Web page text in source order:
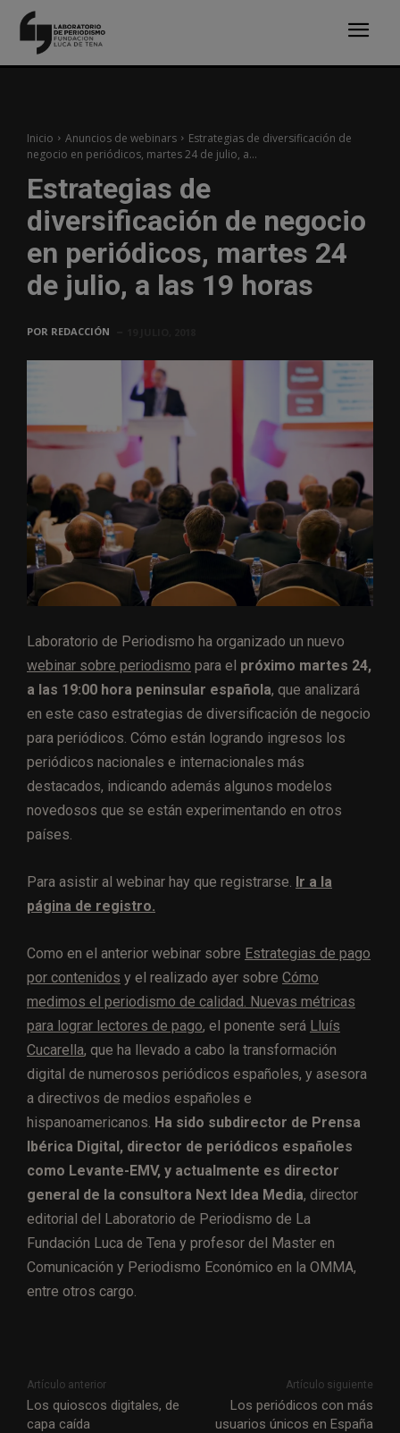
Inicio Anuncios de webinars
Estrategias de diversificación de
negocio en periódicos, martes 24 de julio, a...
Estrategias de
diversificación de negocio
en periódicos, martes 24
de julio, a las 19 horas
POR REDACCIÓN
Laboratorio de Periodismo ha organizado un nuevo
webinar sobre periodismo para el próximo martes 24,
a las 19:00 hora peninsular española, que analizará
en este caso estrategias de diversificación de negocio
para periódicos. Cómo están logrando ingresos los
periódicos nacionales e internacionales más
destacados, indicando además algunos modelos
novedosos que se están experimentando en otros
países.
Para asistir al webinar hay que registrarse. Ir a la
página de registro.
Como en el anterior webinar sobre Estrategias de pago
por contenidos y el realizado ayer sobre Cómo
medimos el periodismo de calidad. Nuevas métricas
para lograr lectores de pago, el ponente será Lluís
Cucarella, que ha llevado a cabo la transformación
digital de numerosos periódicos españoles, y asesora
a directivos de medios españoles e
hispanoamericanos. Ha sido subdirector de Prensa
Ibérica Digital, director de periódicos españoles
como Levante-EMV, y actualmente es director
general de la consultora Next Idea Media, director
editorial del Laboratorio de Periodismo de La
Fundación Luca de Tena y profesor del Master en
Comunicación y Periodismo Económico en la OMMA,
entre otros cargo.
Artículo anterior
Los quioscos digitales, de
capa caída
Artículo siguiente
Los periódicos con más
usuarios únicos en España